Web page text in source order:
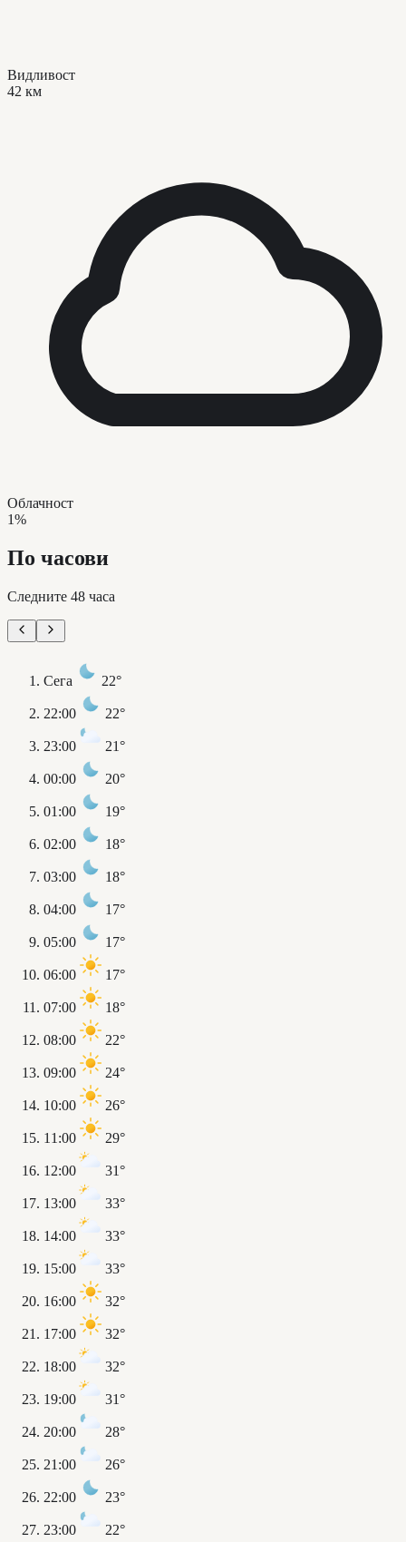
Видливост
42 км
Облачност
1%
По часови
Следните 48 часа
Сега 22°
22:00 22°
23:00 21°
00:00 20°
01:00 19°
02:00 18°
03:00 18°
04:00 17°
05:00 17°
06:00 17°
07:00 18°
08:00 22°
09:00 24°
10:00 26°
11:00 29°
12:00 31°
13:00 33°
14:00 33°
15:00 33°
16:00 32°
17:00 32°
18:00 32°
19:00 31°
20:00 28°
21:00 26°
22:00 23°
23:00 22°